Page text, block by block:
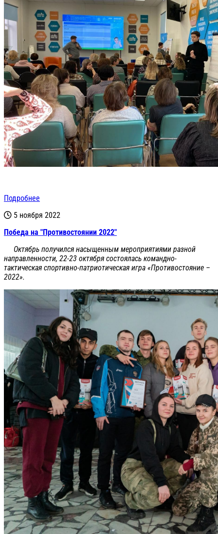
Подробнее
5 ноября 2022
Победа на "Противостоянии 2022"
Октябрь получился насыщенным мероприятиями разной
направленности, 22-23 октября состоялась командно-
тактическая спортивно-патриотическая игра «Противостояние –
2022».